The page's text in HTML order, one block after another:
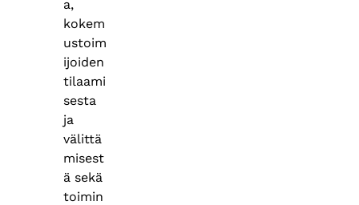
a,
kokem
ustoim
ijoiden
tilaami
sesta
ja
välittä
misest
ä sekä
toimin